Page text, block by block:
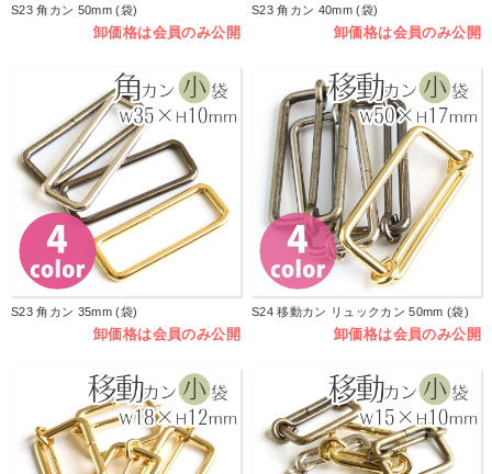
S23 角カン 50mm (袋)
卸価格は会員のみ公開
S23 角カン 40mm (袋)
卸価格は会員のみ公開
S23 角カン 35mm (袋)
卸価格は会員のみ公開
S24 移動カン リュックカン 50mm (袋)
卸価格は会員のみ公開